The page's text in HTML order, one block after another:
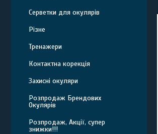
Серветки для окулярів
Різне
Тренажери
Контактна корекція
Захисні окуляри
Розпродаж Брендових
Окулярів
Розпродаж, Акції, супер
знижки!!!